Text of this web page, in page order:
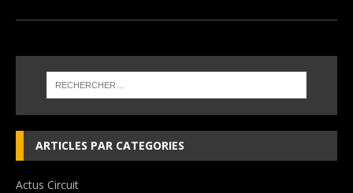
ARTICLES PAR CATEGORIES
Actus Circuit